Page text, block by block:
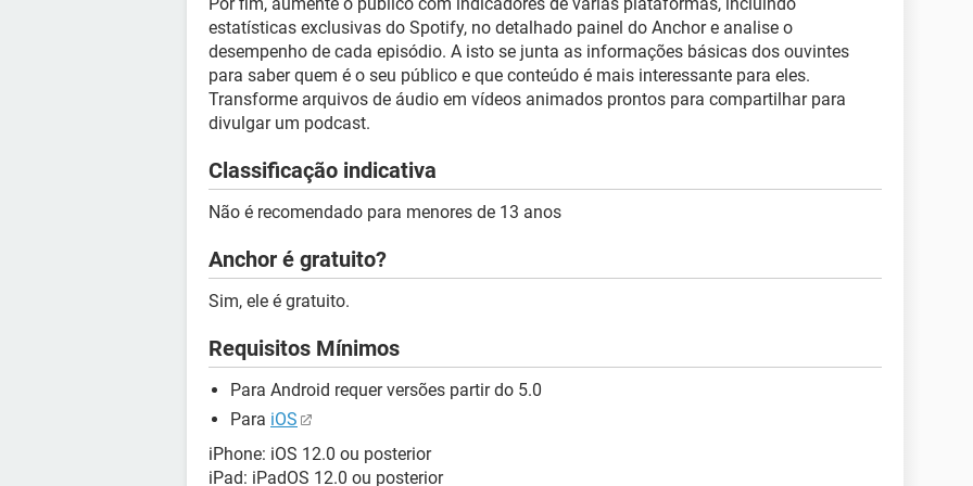
estatísticas exclusivas do Spotify, no detalhado painel do Anchor e analise o
desempenho de cada episódio. A isto se junta as informações básicas dos ouvintes
para saber quem é o seu público e que conteúdo é mais interessante para eles.
Transforme arquivos de áudio em vídeos animados prontos para compartilhar para
divulgar um podcast.
Classificação indicativa
Não é recomendado para menores de 13 anos
Anchor é gratuito?
Sim, ele é gratuito.
Requisitos Mínimos
Para Android requer versões partir do 5.0
Para iOS
iPhone: iOS 12.0 ou posterior
iPad: iPadOS 12.0 ou posterior